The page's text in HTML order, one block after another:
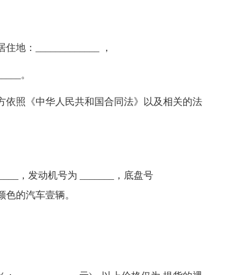
地：_____________ ，
。
照《中华人民共和国合同法》以及相关的法
，发动机号为 _______，底盘号
色的汽车壹辆。